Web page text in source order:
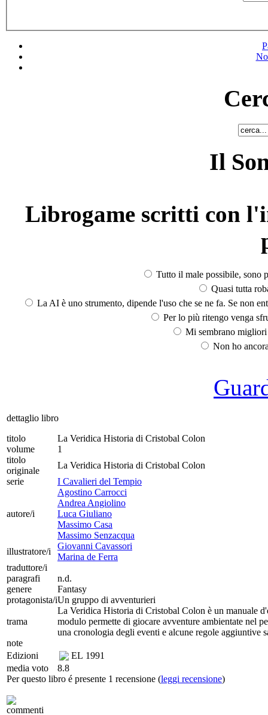
Il
Librogame scritti con
Tutto il male possibile, sono
Quasi tutta
La AI è uno strumento, dipende l'uso che se ne fa. Se non
Per lo più ritengo venga
Mi sembrano
Non ho
dettaglio libro
titolo
La Veridica Historia di Cristobal Colon
volume
1
titolo
originale
La Veridica Historia di Cristobal Colon
serie
I Cavalieri del Tempio
autore/i
Agostino Carrocci
Andrea Angiolino
Luca Giuliano
Massimo Casa
Massimo Senzacqua
illustratore/i
Giovanni Cavassori
Marina de Ferra
traduttore/i
paragrafi
n.d.
genere
Fantasy
protagonista/iUn gruppo di avventurieri
trama
La Veridica Historia di Cristobal Colon è un manuale
modulo permette di giocare avventure ambientate nel
una cronologia degli eventi e alcune regole aggiuntive
note
Edizioni
EL 1991
media voto
8.8
Per questo libro é presente 1 recensione (leggi recensione)
commenti